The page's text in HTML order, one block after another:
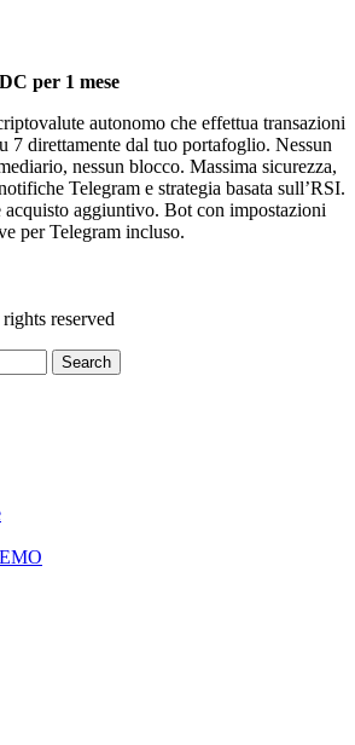
per 1 mese
autonomo che effettua transazioni
7 direttamente dal tuo portafoglio. Nessun
nessun blocco. Massima sicurezza,
Telegram e strategia basata sull’RSI.
acquisto aggiuntivo. Bot con impostazioni
per Telegram incluso.
reserved
Search